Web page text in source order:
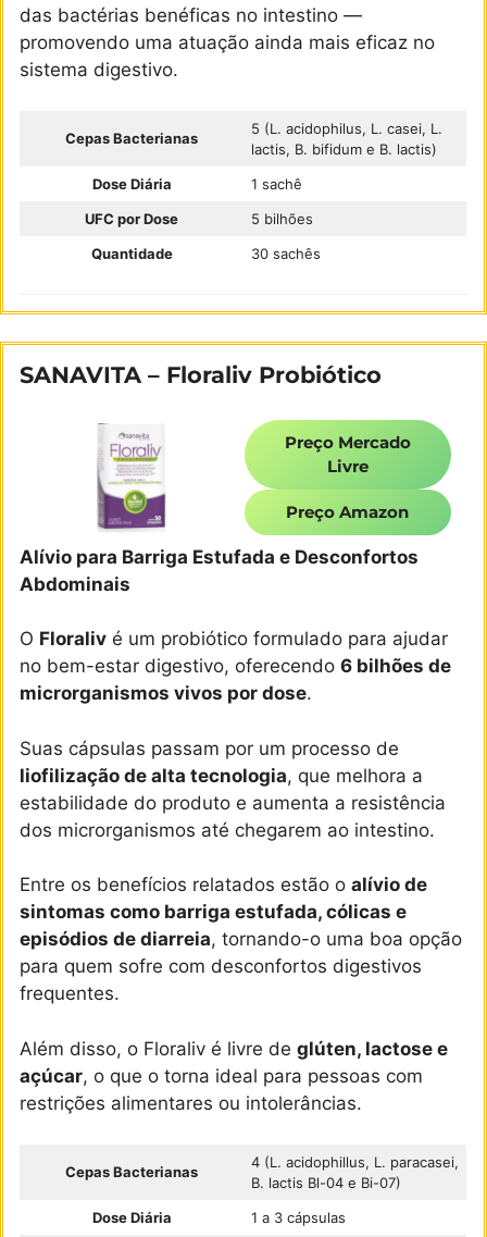
das bactérias benéficas no intestino —
promovendo uma atuação ainda mais eficaz no
sistema digestivo.
Cepas Bacterianas
5 (L. acidophilus, L. casei, L.
lactis, B. bifidum e B. lactis)
Dose Diária
1 sachê
UFC por Dose
5 bilhões
Quantidade
30 sachês
SANAVITA – Floraliv Probiótico
Preço Mercado
Livre
Preço Amazon
Alívio para Barriga Estufada e Desconfortos
Abdominais
O Floraliv é um probiótico formulado para ajudar
no bem-estar digestivo, oferecendo 6 bilhões de
microrganismos vivos por dose.
Suas cápsulas passam por um processo de
liofilização de alta tecnologia, que melhora a
estabilidade do produto e aumenta a resistência
dos microrganismos até chegarem ao intestino.
Entre os benefícios relatados estão o alívio de
sintomas como barriga estufada, cólicas e
episódios de diarreia, tornando-o uma boa opção
para quem sofre com desconfortos digestivos
frequentes.
Além disso, o Floraliv é livre de glúten, lactose e
açúcar, o que o torna ideal para pessoas com
restrições alimentares ou intolerâncias.
Cepas Bacterianas
4 (L. acidophillus, L. paracasei,
B. lactis Bl-04 e Bi-07)
Dose Diária
1 a 3 cápsulas